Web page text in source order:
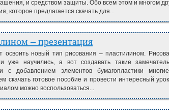
и средством защиты. Обо всем этом и многом
которое предлагается скачать для...
– презентация
освоить новый тип рисования – пластилином.
уже научились, а вот создавать такие
добавлением элементов бумагопластики
скачать готовое пособие и провести интересный
можно воспользоваться...